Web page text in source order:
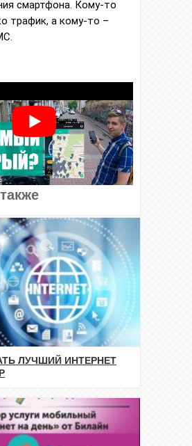
смартфона. Кому-то
трафик, а кому-то –
ЛУЧШИЙ ИНТЕРНЕТ